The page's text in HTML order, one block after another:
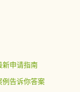
申请指南
告诉你答案